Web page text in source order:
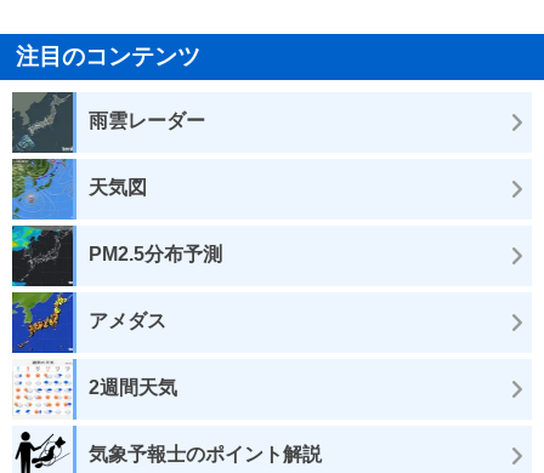
注目のコンテンツ
雨雲レーダー
天気図
PM2.5分布予測
アメダス
2週間天気
気象予報士のポイント解説